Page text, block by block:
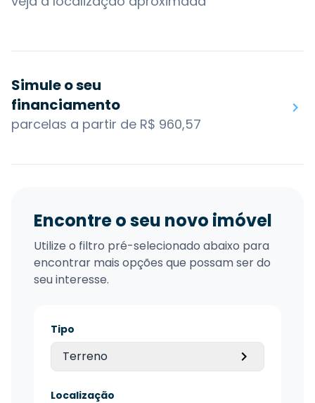
Simule o seu
financiamento
parcelas a partir de R$ 960,57
Encontre o seu novo imóvel
Utilize o filtro pré-selecionado abaixo para
encontrar mais opções que possam ser do
seu interesse.
Tipo
Terreno
Localização